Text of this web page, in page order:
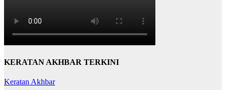
KERATAN AKHBAR TERKINI
Keratan Akhbar